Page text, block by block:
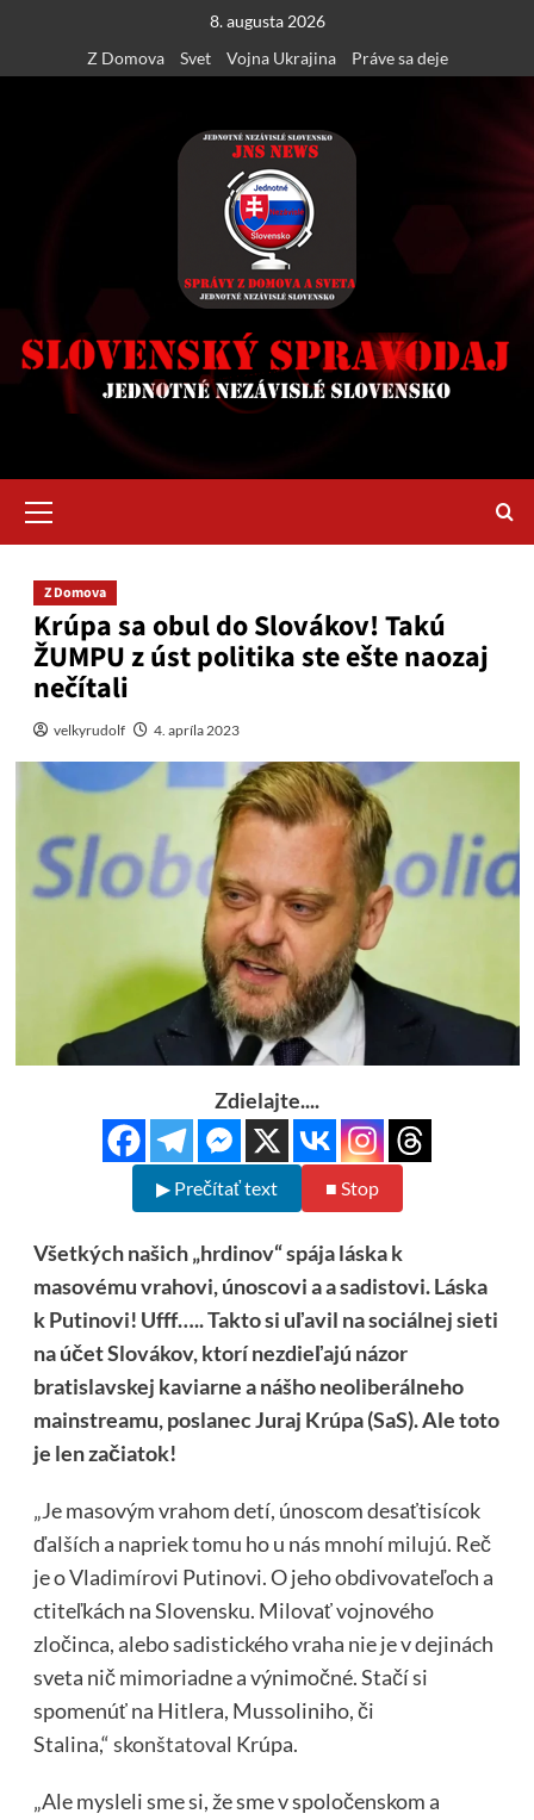
content
8. augusta 2026
Z Domova
Svet Vojna Ukrajina Práve sa deje
Menu
Z Domova
Krúpa sa obul do Slovákov! Takú
ŽUMPU z úst politika ste ešte naozaj
nečítali
velkyrudolf 4. apríla 2023
Zdielajte....
▶ Prečítať text ■ Stop
Všetkých našich „hrdinov“ spája láska k
masovému vrahovi, únoscovi a a sadistovi. Láska
k Putinovi! Ufff….. Takto si uľavil na sociálnej sieti
na účet Slovákov, ktorí nezdieľajú názor
bratislavskej kaviarne a nášho neoliberálneho
mainstreamu, poslanec Juraj Krúpa (SaS). Ale toto
je len začiatok!
„Je masovým vrahom detí, únoscom desaťtisícok
ďalších a napriek tomu ho u nás mnohí milujú. Reč
je o Vladimírovi Putinovi. O jeho obdivovateľoch a
ctiteľkách na Slovensku. Milovať vojnového
zločinca, alebo sadistického vraha nie je v dejinách
sveta nič mimoriadne a výnimočné. Stačí si
spomenúť na Hitlera, Mussoliniho, či
Stalina,“skonštatoval Krúpa.
„Ale mysleli sme si, že sme v spoločenskom a